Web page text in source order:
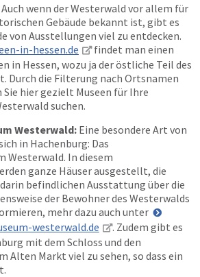
Auch wenn der Westerwald vor allem für
Gebäude bekannt ist, gibt es
von Ausstellungen viel zu entdecken.
in-hessen.de
findet man einen
in Hessen, wozu ja der östliche Teil des
Durch die Filterung nach Ortsnamen
Sie hier gezielt Museen für Ihre
suchen.
Westerwald: Eine besondere Art von
in Hachenburg: Das
Westerwald. In diesem
ganze Häuser ausgestellt, die
befindlichen Ausstattung über die
der Bewohner des Westerwalds
mehr dazu auch unter
westerwald.de
. Zudem gibt es
mit dem Schloss und den
Alten Markt viel zu sehen, so dass ein